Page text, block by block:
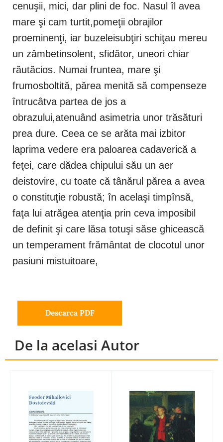
cenuşii, mici, dar plini de foc. Nasul îl avea
mare şi cam turtit,pomeţii obrajilor
proeminenţi, iar buzeleisubţiri schiţau mereu
un zâmbetinsolent, sfidător, uneori chiar
răutăcios. Numai fruntea, mare şi
frumosboltită, părea menită să compenseze
întrucâtva partea de jos a
obrazului,atenuând asimetria unor trăsături
prea dure. Ceea ce se arăta mai izbitor
laprima vedere era paloarea cadaverică a
feţei, care dădea chipului său un aer
deistovire, cu toate că tânărul părea a avea
o constituţie robustă; în acelaşi timpînsă,
faţa lui atrăgea atenţia prin ceva imposibil
de definit şi care lăsa totuşi săse ghicească
un temperament frământat de clocotul unor
pasiuni mistuitoare,
Descarca PDF
De la acelasi Autor